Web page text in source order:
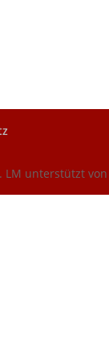
LM unterstützt